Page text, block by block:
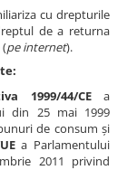
cu drepturile
de a returna
pe internet).
1999/44/CEa
din 25 mai 1999
de consum și
a Parlamentului
2011 privind